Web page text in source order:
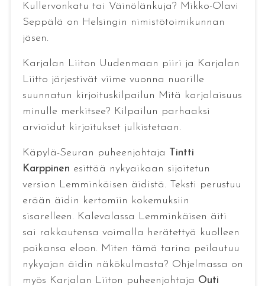
Kullervonkatu tai Väinölänkuja? Mikko-Olavi
Seppälä on Helsingin nimistötoimikunnan
jäsen.
Karjalan Liiton Uudenmaan piiri ja Karjalan
Liitto järjestivät viime vuonna nuorille
suunnatun kirjoituskilpailun Mitä karjalaisuus
minulle merkitsee? Kilpailun parhaaksi
arvioidut kirjoitukset julkistetaan.
Käpylä-Seuran puheenjohtaja
Tintti
Karppinen esittää nykyaikaan sijoitetun
version Lemminkäisen äidistä. Teksti perustuu
erään äidin kertomiin kokemuksiin
sisarelleen. Kalevalassa Lemminkäisen äiti
sai rakkautensa voimalla herätettyä kuolleen
poikansa eloon. Miten tämä tarina peilautuu
nykyajan äidin näkökulmasta? Ohjelmassa on
myös Karjalan Liiton puheenjohtaja Outi